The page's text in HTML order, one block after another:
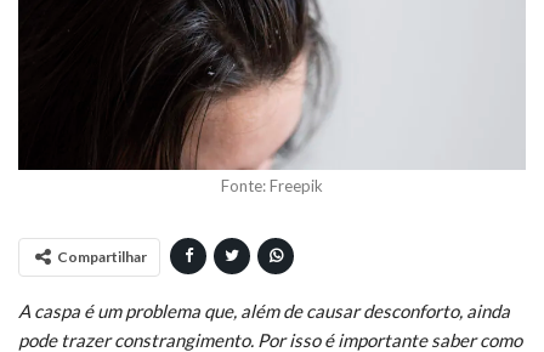
Fonte: Freepik
Compartilhar
A caspa é um problema que, além de causar desconforto, ainda
pode trazer constrangimento. Por isso é importante saber como